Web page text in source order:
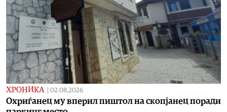
ХРОНИКА 02.08.2026
Охриѓанец му вперил пиштол на скопјанец поради